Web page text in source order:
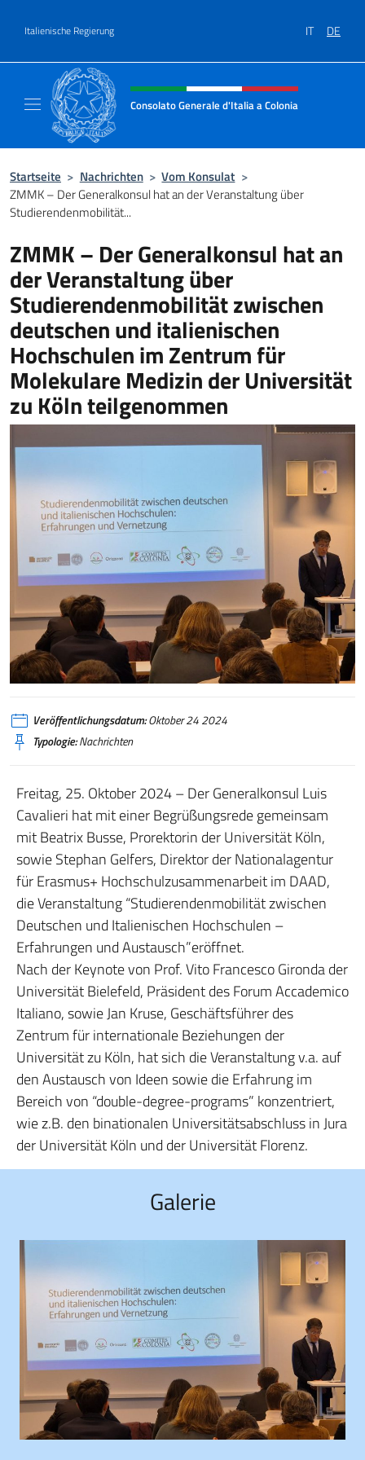
Italienische Regierung IT DE
Header-Site, Social und Menü
Consolato Generale d'Italia a Colonia
Startseite > Nachrichten > Vom Konsulat >
ZMMK – Der Generalkonsul hat an der Veranstaltung über
Studierendenmobilität...
ZMMK – Der Generalkonsul hat an
der Veranstaltung über
Studierendenmobilität zwischen
deutschen und italienischen
Hochschulen im Zentrum für
Molekulare Medizin der Universität
zu Köln teilgenommen
Veröffentlichungsdatum:Oktober 24 2024
Typologie:Nachrichten
Freitag, 25. Oktober 2024 – Der Generalkonsul Luis
Cavalieri hat mit einer Begrüßungsrede gemeinsam
mit Beatrix Busse, Prorektorin der Universität Köln,
sowie Stephan Gelfers, Direktor der Nationalagentur
für Erasmus+ Hochschulzusammenarbeit im DAAD,
die Veranstaltung “Studierendenmobilität zwischen
Deutschen und Italienischen Hochschulen –
Erfahrungen und Austausch”eröffnet.
Nach der Keynote von Prof. Vito Francesco Gironda der
Universität Bielefeld, Präsident des Forum Accademico
Italiano, sowie Jan Kruse, Geschäftsführer des
Zentrum für internationale Beziehungen der
Universität zu Köln, hat sich die Veranstaltung v.a. auf
den Austausch von Ideen sowie die Erfahrung im
Bereich von “double-degree-programs” konzentriert,
wie z.B. den binationalen Universitätsabschluss in Jura
der Universität Köln und der Universität Florenz.
Galerie